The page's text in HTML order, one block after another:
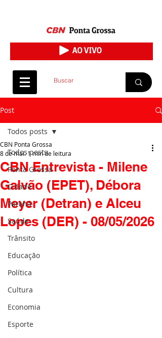
Post
Todos posts
Ponta Grossa
Cidade
Paraná
Saúde
Trânsito
Educação
Política
Cultura
Economia
Esporte
Todos posts
CBN Entrevista - Milene
Galvão (EPET), Débora
Meyer (Detran) e Alceu
Lopes (DER) - 08/05/2026
CBN Ponta Grossa
8 de mai. 1 min de leitura